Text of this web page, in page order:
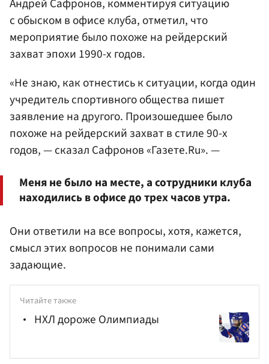
Андрей Сафронов, комментируя ситуацию
с обыском в офисе клуба, отметил, что
мероприятие было похоже на рейдерский
захват эпохи 1990-х годов.
«Не знаю, как отнестись к ситуации, когда один
учредитель спортивного общества пишет
заявление на другого. Произошедшее было
похоже на рейдерский захват в стиле 90-х
годов, — сказал Сафронов «Газете.Ru». —
Меня не было на месте, а сотрудники клуба
находились в офисе до трех часов утра.
Они ответили на все вопросы, хотя, кажется,
смысл этих вопросов не понимали сами
задающие.
Читайте также
НХЛ дороже Олимпиады